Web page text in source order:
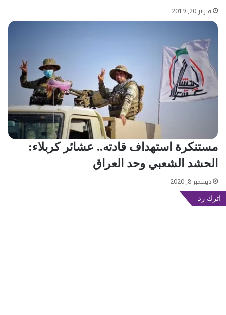
فبراير 20, 2019
مستنكرة استهداف قادته.. عشائر كربلاء:
الحشد الشعبي وحد العراق
ديسمبر 8, 2020
اترك رد